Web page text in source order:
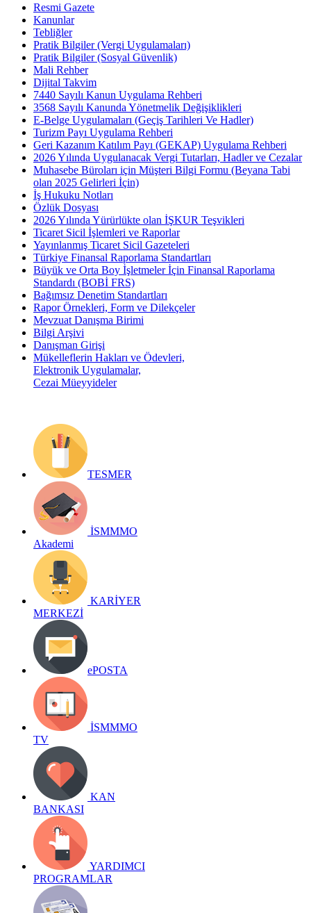
Resmi Gazete
Kanunlar
Tebliğler
Pratik Bilgiler (Vergi Uygulamaları)
Pratik Bilgiler (Sosyal Güvenlik)
Mali Rehber
Dijital Takvim
7440 Sayılı Kanun Uygulama Rehberi
3568 Sayılı Kanunda Yönetmelik Değişiklikleri
E-Belge Uygulamaları (Geçiş Tarihleri Ve Hadler)
Turizm Payı Uygulama Rehberi
Geri Kazanım Katılım Payı (GEKAP) Uygulama Rehberi
2026 Yılında Uygulanacak Vergi Tutarları, Hadler ve Cezalar
Muhasebe Büroları için Müşteri Bilgi Formu (Beyana Tabi
olan 2025 Gelirleri İçin)
İş Hukuku Notları
Özlük Dosyası
2026 Yılında Yürürlükte olan İŞKUR Teşvikleri
Ticaret Sicil İşlemleri ve Raporlar
Yayınlanmış Ticaret Sicil Gazeteleri
Türkiye Finansal Raporlama Standartları
Büyük ve Orta Boy İşletmeler İçin Finansal Raporlama
Standardı (BOBİ FRS)
Bağımsız Denetim Standartları
Rapor Örnekleri, Form ve Dilekçeler
Mevzuat Danışma Birimi
Bilgi Arşivi
Danışman Girişi
Mükelleflerin Hakları ve Ödevleri,
Elektronik Uygulamalar,
Cezai Müeyyideler
TESMER
İSMMMO
Akademi
KARİYER
MERKEZİ
ePOSTA
İSMMMO
TV
KAN
BANKASI
YARDIMCI
PROGRAMLAR